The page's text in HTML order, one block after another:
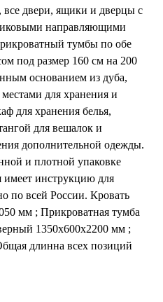
все двери, ящики и дверцы с
направляющими
тумбы по обе
под размер 160 см на 200
основанием из дуба,
для хранения и
для хранения белья,
для вешалок и
дополнительной одежды.
и плотной упаковке
имеет инструкцию для
по всей России. Кровать
мм ; Прикроватная тумба
1350х600х2200 мм ;
длинна всех позиций